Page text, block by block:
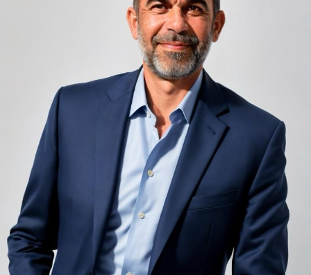
Zgomotul pașilor din camera de sus sau din coridorul
adiacent rămâne una dintre cele mai frecvente
nemulțumiri semnalate de oaspeți în recenziile online,
chiar și la unități altfel apreciate pentru servicii și
locație. De multe ori, oaspeții nu identifică pardoseala
drept sursa reală a problemei, ci descriu simplu senzația
de spațiu zgomotos sau agitat.
Pardoseala joacă un rol important în absorbția acestor
sunete, mai ales în zonele de trecere frecventă dintre
cameră și baie sau dintre pat și fereastră. Un material cu
proprietăți fonoabsorbante bune reduce transmiterea
zgomotului către camerele vecine și către etajele
inferioare, un aspect esențial mai ales în clădirile mai
vechi, cu structuri care nu au fost proiectate inițial
pentru izolare fonică performantă.